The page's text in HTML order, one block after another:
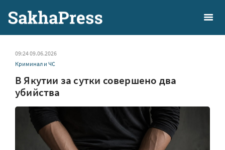
09:24 09.06.2026
Криминал и ЧС
В Якутии за сутки совершено два
убийства